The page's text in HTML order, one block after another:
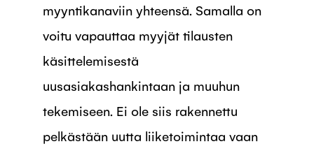
myyntikanaviin yhteensä. Samalla on
voitu vapauttaa myyjät tilausten
käsittelemisestä
uusasiakashankintaan ja muuhun
tekemiseen. Ei ole siis rakennettu
pelkästään uutta liiketoimintaa vaan